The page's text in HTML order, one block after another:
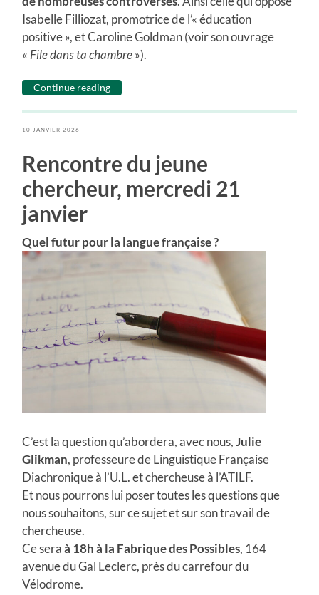
Isabelle Filliozat, promotrice de l’« éducation
positive », et Caroline Goldman (voir son ouvrage
« File dans ta chambre»).
Continue reading
10 JANVIER 2026
Rencontre du jeune
chercheur, mercredi 21
janvier
Quel futur pour la langue française ?
C’est la question qu’abordera, avec nous,Julie
Glikman, professeure de Linguistique Française
Diachronique à l’U.L. et chercheuse à l’ATILF.
Et nous pourrons lui poser toutes les questions que
nous souhaitons, sur ce sujet et sur son travail de
chercheuse.
Ce seraà 18h à la Fabrique desPossibles, 164
avenue du Gal Leclerc, près du carrefour du
Vélodrome.